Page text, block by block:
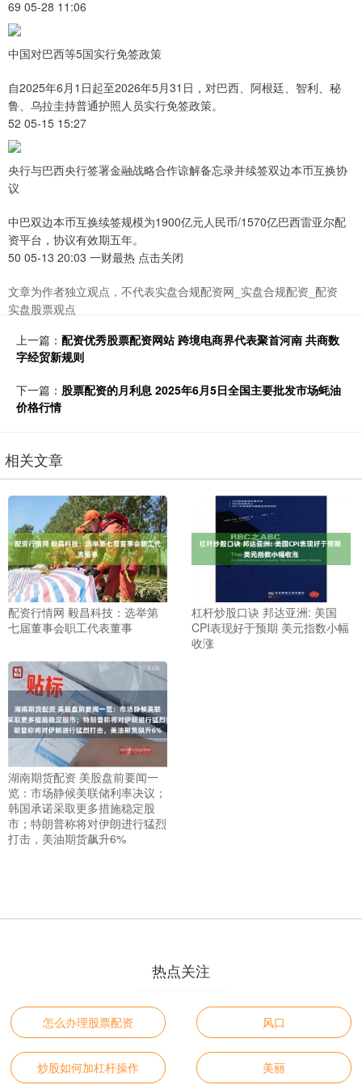
69 05-28 11:06
中国对巴西等5国实行免签政策
自2025年6月1日起至2026年5月31日，对巴西、阿根廷、智利、秘
鲁、乌拉圭持普通护照人员实行免签政策。
52 05-15 15:27
央行与巴西央行签署金融战略合作谅解备忘录并续签双边本币互换协
议
中巴双边本币互换续签规模为1900亿元人民币/1570亿巴西雷亚尔配
资平台，协议有效期五年。
50 05-13 20:03 一财最热 点击关闭
文章为作者独立观点，不代表实盘合规配资网_实盘合规配资_配资
实盘股票观点
上一篇： 配资优秀股票配资网站 跨境电商界代表聚首河南 共商数
字经贸新规则
下一篇： 股票配资的月利息 2025年6月5日全国主要批发市场蚝油
价格行情
相关文章
配资行情网 毅昌科技：选举第
七届董事会职工代表董事
杠杆炒股口诀 邦达亚洲: 美国
CPI表现好于预期 美元指数小幅
收涨
湖南期货配资 美股盘前要闻一
览：市场静候美联储利率决议；
韩国承诺采取更多措施稳定股
市；特朗普称将对伊朗进行猛烈
打击，美油期货飙升6%
热点关注
怎么办理股票配资 风口
炒股如何加杠杆操作 美丽